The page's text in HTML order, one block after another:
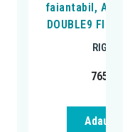
faiantabil,
DOUBLE9 FIT
RIGOLE
765,59
Adauga